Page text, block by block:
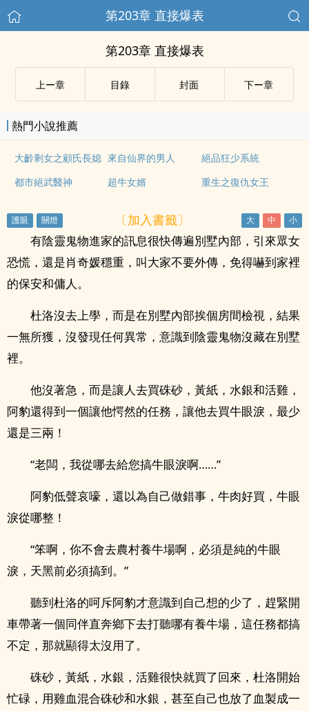
第203章 直接爆表
第203章 直接爆表
上ー章 目錄 封面 下ー章
熱門小說推薦
大齡剩女之顧氏長媳 來自仙界的男人
絕品狂少系統
都市絕武醫神
超牛女婿 重生之復仇女王
〔加入書籤〕
有陰靈鬼物進家的訊息很快傳遍別墅內部，引來眾女
恐慌，還是肖奇媛穩重，叫大家不要外傳，免得嚇到家裡
的保安和傭人。
杜洛沒去上學，而是在別墅內部挨個房間檢視，結果
一無所獲，沒發現任何異常，意識到陰靈鬼物沒藏在別墅
裡。
他沒著急，而是讓人去買硃砂，黃紙，水銀和活雞，
阿豹還得到一個讓他愕然的任務，讓他去買牛眼淚，最少
還是三兩！
“老闆，我從哪去給您搞牛眼淚啊……”
阿豹低聲哀嚎，還以為自己做錯事，牛肉好買，牛眼
淚從哪整！
“笨啊，你不會去農村養牛場啊，必須是純的牛眼
淚，天黑前必須搞到。”
聽到杜洛的呵斥阿豹才意識到自己想的少了，趕緊開
車帶著一個同伴直奔鄉下去打聽哪有養牛場，這任務都搞
不定，那就顯得太沒用了。
硃砂，黃紙，水銀，活雞很快就買了回來，杜洛開始
忙碌，用雞血混合硃砂和水銀，甚至自己也放了血製成一